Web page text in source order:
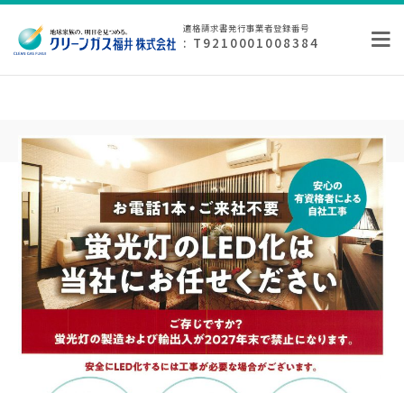
適格請求書発行事業者登録番号
: T9210001008384
Month:2月 2025